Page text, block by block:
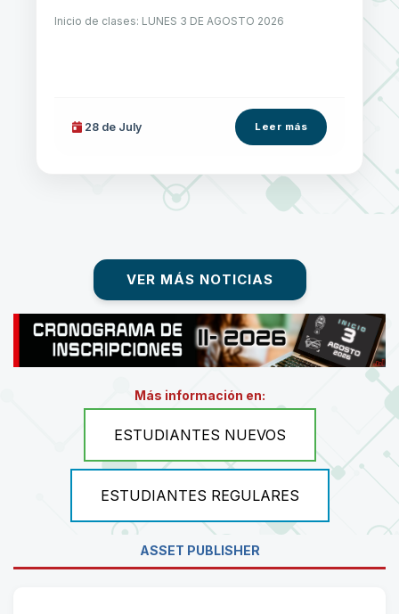
Inicio de clases: LUNES 3 DE AGOSTO 2026
28 de July Leer más
VER MÁS NOTICIAS
Más información en:
ESTUDIANTES NUEVOS
ESTUDIANTES REGULARES
ASSET PUBLISHER